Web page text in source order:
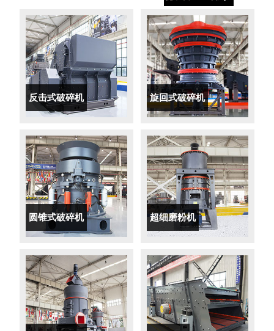
反击式破碎机 旋回式破碎机
圆锥式破碎机 超细磨粉机